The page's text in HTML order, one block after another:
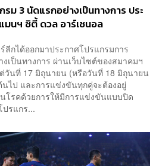
ม 3 นัดแรกอย่างเป็นทางการ ประ
มนฯ ซิตี้ ดวล อาร์เซนอล
กได้ออกมาประกาศโปรแกรมการ
เป็นทางการ ผ่านเว็บไซต์ของสมาคมฯ
นที่ 17 มิถุนายน (หรือวันที่ 18 มิถุนายน
นไป และการแข่งขันทุกคู่จะต้องอยู่
โรคด้วยการให้มีการแข่งขันแบบปิด
รแกร...